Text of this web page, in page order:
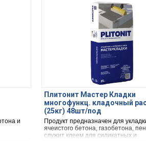
и
Плитонит Мастер Кладки
многофункц. кладочный
(25кг) 48шт/под
Продукт предназначен для
ячеистого бетона, газобетона,
служит клеем для силикатных и